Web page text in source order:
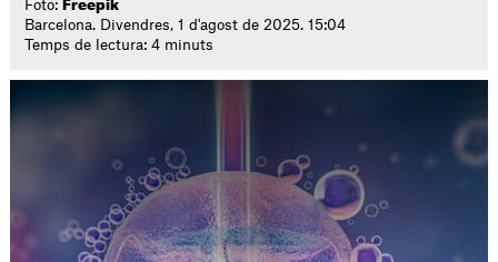
Foto: Freepik
Barcelona. Divendres, 1 d'agost de 2025. 15:04
Temps de lectura: 4 minuts